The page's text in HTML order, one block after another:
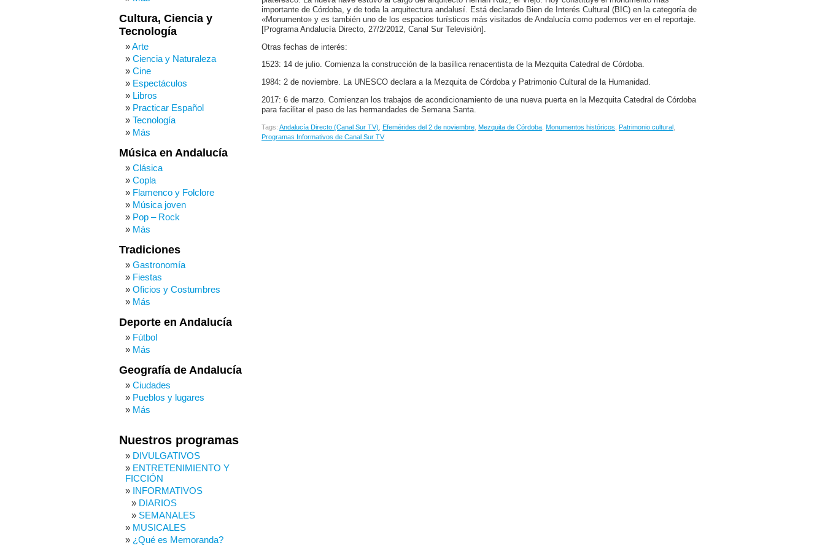
importante de Córdoba, y de toda la arquitectura andalusí. Está declarado Bien de Interés Cultural (BIC) en la categoría de
«Monumento» y es también uno de los espacios turísticos más visitados de Andalucía como podemos ver en el reportaje.
[Programa Andalucía Directo, 27/2/2012, Canal Sur Televisión].
Otras fechas de interés:
1523: 14 de julio. Comienza la construcción de la basílica renacentista de la Mezquita Catedral de Córdoba.
1984: 2 de noviembre. La UNESCO declara a la Mezquita de Córdoba y Patrimonio Cultural de la Humanidad.
2017: 6 de marzo. Comienzan los trabajos de acondicionamiento de una nueva puerta en la Mezquita Catedral de Córdoba
para facilitar el paso de las hermandades de Semana Santa.
Tags: Andalucía Directo (Canal Sur TV) Efemérides del 2 de noviembre Mezquita de Córdoba Monumentos históricos Patrimonio cultural
Programas Informativos de Canal Sur TV
Cultura, Ciencia y
Tecnología
Arte
Ciencia y Naturaleza
Cine
Espectáculos
Libros
Practicar Español
Tecnología
Más
Música en Andalucía
Clásica
Copla
Flamenco y Folclore
Música joven
Pop – Rock
Más
Tradiciones
Gastronomía
Fiestas
Oficios y Costumbres
Más
Deporte en Andalucía
Fútbol
Más
Geografía de Andalucía
Ciudades
Pueblos y lugares
Más
Nuestros programas
DIVULGATIVOS
ENTRETENIMIENTO Y
FICCIÓN
INFORMATIVOS
DIARIOS
SEMANALES
MUSICALES
¿Qué es Memoranda?